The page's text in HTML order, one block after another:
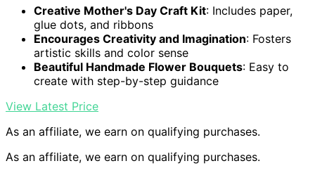
Creative Mother's Day Craft Kit: Includes paper,
glue dots, and ribbons
Encourages Creativity and Imagination: Fosters
artistic skills and color sense
Beautiful Handmade Flower Bouquets: Easy to
create with step-by-step guidance
View Latest Price
As an affiliate, we earn on qualifying purchases.
As an affiliate, we earn on qualifying purchases.